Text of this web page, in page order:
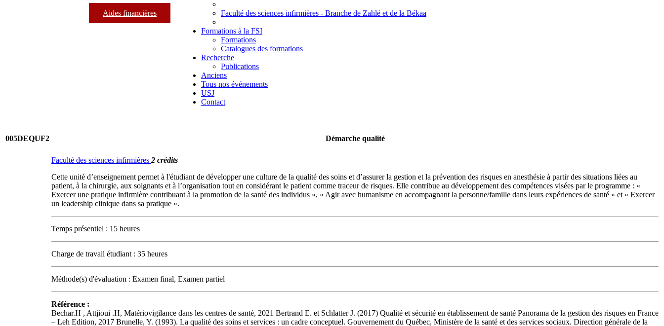
Aides financières Faculté des sciences infirmières - Branche de Zahlé et de la Békaa
Formations à la FSI
Formations
Catalogues des formations
Recherche
Publications
Anciens
Tous nos événements
USJ
Contact
005DEQUF2 Démarche qualité
Faculté des sciences infirmières 2 crédits
Cette unité d’enseignement permet à l'étudiant de développer une culture de la qualité des soins et d’assurer la gestion et la prévention des risques en anesthésie à partir des situations liées au
patient, à la chirurgie, aux soignants et à l’organisation tout en considérant le patient comme traceur de risques. Elle contribue au développement des compétences visées par le programme : «
Exercer une pratique infirmière contribuant à la promotion de la santé des individus », « Agir avec humanisme en accompagnant la personne/famille dans leurs expériences de santé » et « Exercer
un leadership clinique dans sa pratique ».
Temps présentiel : 15 heures
Charge de travail étudiant : 35 heures
Méthode(s) d'évaluation : Examen final, Examen partiel
Référence :
Bechar.H , Attjioui .H, Matériovigilance dans les centres de santé, 2021 Bertrand E. et Schlatter J. (2017) Qualité et sécurité en établissement de santé Panorama de la gestion des risques en France
– Leh Edition, 2017 Brunelle, Y. (1993). La qualité des soins et services : un cadre conceptuel. Gouvernement du Québec, Ministère de la santé et des services sociaux. Direction générale de la